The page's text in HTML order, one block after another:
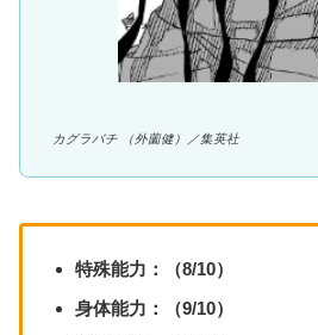
カグラバチ （外薗健）／集英社
特殊能力：（8/10）
身体能力：（9/10）